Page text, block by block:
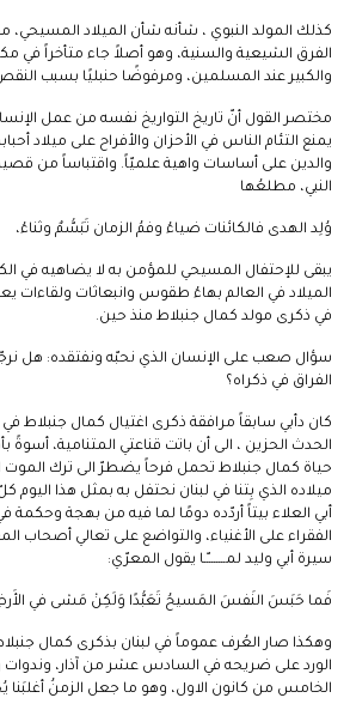
كذلك المولد النبوي ، شأنه شأن الميلاد المسيحي،
الفرق الشيعية والسنية، وهو أصلاً جاء متأخراً في
والكبير عند المسلمين، ومرفوضًا حنبليًا بسبب
مختصر القول أنّ تاريخ التواريخ نفسه من عمل
يمنع التئام الناس في الأحزان والأفراح على ميلاد
والدين على أساسات واهية علميّاً. واقتباساً من
النبي، مطلعُها
وُلِد الهدى فالكائنات ضياءُ وفمُ الزمان تَبَسُّمٌ وثناءُ،
يبقى للإحتفال المسيحي للمؤمن به لا يضاهيه في
الميلاد في العالم بهاءُ طقوس وانبعاثات ولقاءات
في ذكرى مولد كمال جنبلاط منذ حين.
سؤال صعب على الإنسان الذي نحبّه ونفتقده: هل
الفراق في ذكراه؟
كان دأبي سابقاً مرافقة ذكرى اغتيال كمال جنبلاط في
الحدث الحزين ، الى أن باتت قناعتي المتنامية، أسوةً
حياة كمال جنبلاط تحمل فرحاً يضطرّ الى ترك الموت
ميلاده الذي بِتنا في لبنان نحتفل به بمثل هذا
أبي العلاء بيتاً أردّده دومًا لما فيه من بهجة
الفقراء على الأغنياء، والتواضع على تعالي أصحاب
سيرة أبي وليد لمــــــــّـا يقول المعرّي:
فَما حَبَسَ النَفسَ المَسيحُ تَعَبُّدًا وَلَكِنْ مَشى في
وهكذا صار العُرف عموماً في لبنان بذكرى كمال
الورد على ضريحه في السادس عشر من آذار، وندوات
الخامس من كانون الاول، وهو ما جعل الزمنُ أغلبَنا